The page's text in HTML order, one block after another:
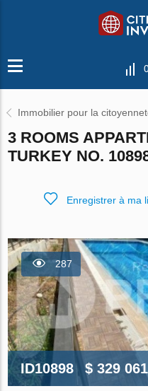
Immobilier pour la
3 ROOMS
TURKEY NO.
Enregistrer à ma
287
ID10898 $ 329 061